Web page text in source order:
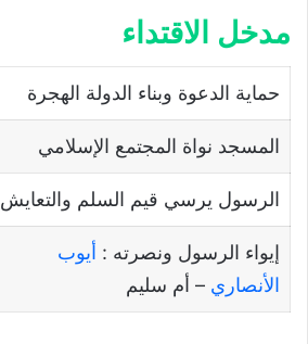
مدخل الاقتداء
حماية الدعوة وبناء الدولة الهجرة
المسجد نواة المجتمع الإسلامي
الرسول يرسي قيم السلم والتعايش
إيواء الرسول ونصرته : أيوب
الأنصاري – أم سليم